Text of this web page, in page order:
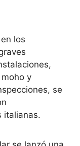
los
y
se
italianas.